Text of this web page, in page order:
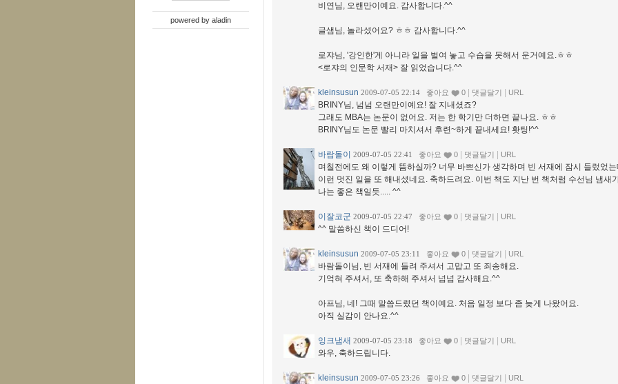
powered by aladin
비연님, 오랜만이예요. 감사합니다.^^
글샘님, 놀라셨어요? ㅎㅎ 감사합니다.^^
로쟈님, '강인한'게 아니라 일을 벌여 놓고 수습을 못해서 운거예요.ㅎㅎ
<로쟈의 인문학 서재> 잘 읽었습니다.^^
kleinsusun 2009-07-05 22:14 좋아요 0 댓글달기 URL
BRINY님, 넘넘 오랜만이예요! 잘 지내셨죠?
그래도 MBA는 논문이 없어요. 저는 한 학기만 더하면 끝나요. ㅎㅎ
BRINY님도 논문 빨리 마치셔서 후련~하게 끝내세요! 홧팅!^^
바람돌이 2009-07-05 22:41 좋아요 0 댓글달기 URL
며칠전에도 왜 이렇게 뜸하실까? 너무 바쁘신가 생각하며 빈 서재에 잠시 들렀었는
이런 멋진 일을 또 해내셨네요. 축하드려요. 이번 책도 지난 번 책처럼 수선님 냄새
나는 좋은 책일듯..... ^^
이잘코군 2009-07-05 22:47 좋아요 0 댓글달기 URL
^^ 말씀하신 책이 드디어!
kleinsusun 2009-07-05 23:11 좋아요 0 댓글달기 URL
바람돌이님, 빈 서재에 들려 주셔서 고맙고 또 죄송해요.
기억혀 주셔서, 또 축하해 주셔서 넘넘 감사해요.^^
아프님, 네! 그때 말씀드렸던 책이예요. 처음 일정 보다 좀 늦게 나왔어요.
아직 실감이 안나요.^^
잉크냄새 2009-07-05 23:18 좋아요 0 댓글달기 URL
와우, 축하드립니다.
kleinsusun 2009-07-05 23:26 좋아요 0 댓글달기 URL